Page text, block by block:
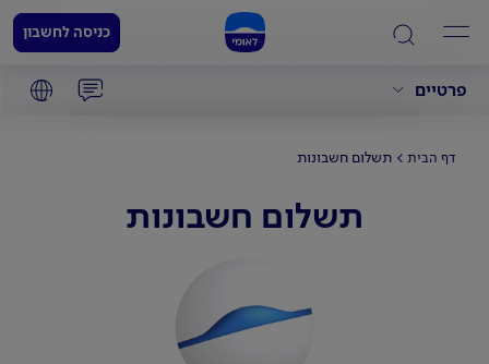
פרטיים
כניסה לחשבון
דף הבית תשלום חשבונות
תשלום חשבונות